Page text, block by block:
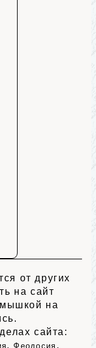
от других
на сайт
на
сайта:
,Феодосия ,